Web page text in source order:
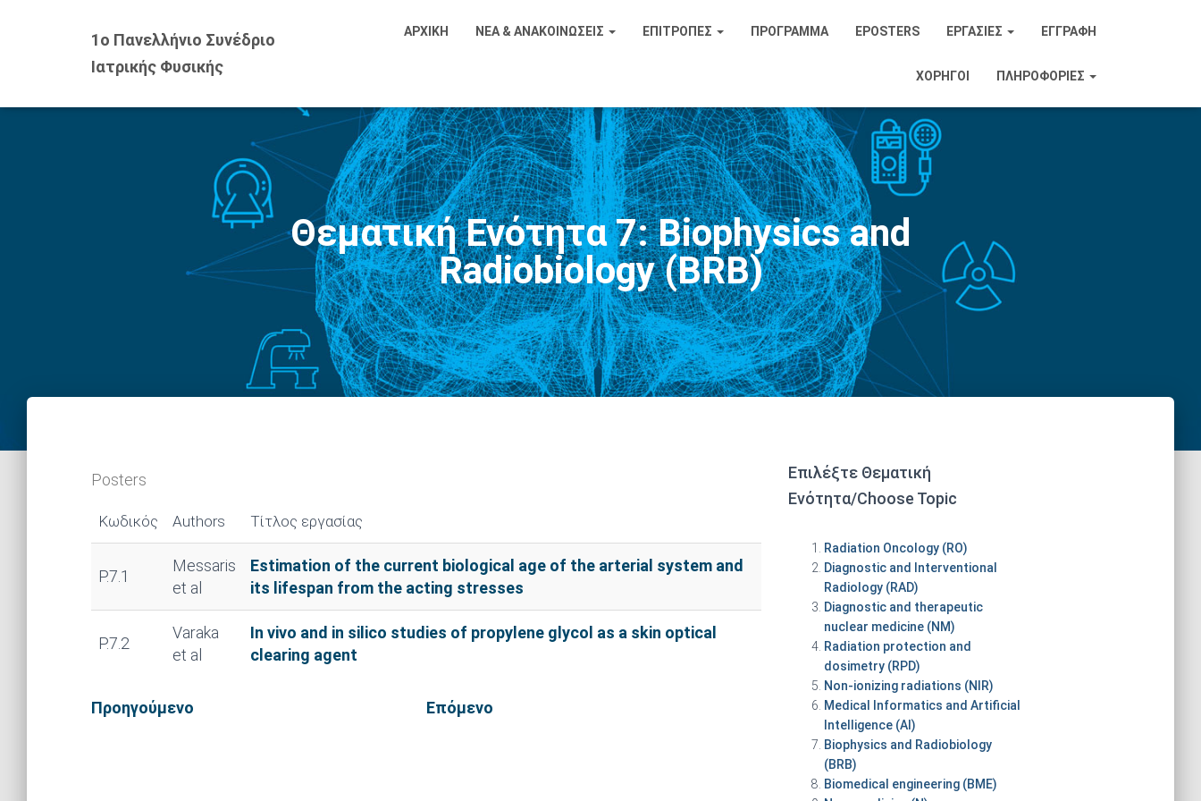
1o Πανελλήνιο Συνέδριο
Ιατρικής Φυσικής
ΑΡΧΙΚΗ ΝΈΑ & ΑΝΑΚΟΙΝΏΣΕΙΣ ΕΠΙΤΡΟΠΕΣ ΠΡΟΓΡΑΜΜΑ EPOSTERS ΕΡΓΑΣΙΕΣ ΕΓΓΡΑΦΗ
ΧΟΡΗΓΟΙ ΠΛΗΡΟΦΟΡΊΕΣ
Θεματική Ενότητα 7: Biophysics and
Radiobiology (BRB)
Posters
Κωδικός Authors Τίτλος εργασίας
P.7.1
Messaris
et al
Estimation of the current biological age of the arterial system and
its lifespan from the acting stresses
P.7.2
Varaka
et al
In vivo and in silico studies of propylene glycol as a skin optical
clearing agent
Προηγούμενο Επόμενο
Επιλέξτε Θεματική
Ενότητα/Choose Topic
Radiation Oncology (RO)
Diagnostic and Interventional
Radiology (RAD)
Diagnostic and therapeutic
nuclear medicine (NM)
Radiation protection and
dosimetry (RPD)
Non-ionizing radiations (NIR)
Medical Informatics and Artificial
Intelligence (AI)
Biophysics and Radiobiology
(BRB)
Biomedical engineering (BME)